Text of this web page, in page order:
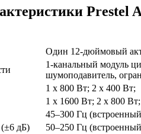
Prestel
Один 12-дюймовый
1-канальный модуль
шумоподавитель,
1 х 800 Вт; 2 х 400 Вт;
1 х 1600 Вт; 2 х 800 Вт;
45–300 Гц
(±6 дБ)
50–250 Гц